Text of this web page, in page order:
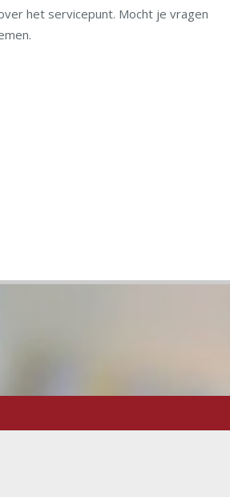
het servicepunt. Mocht je vragen